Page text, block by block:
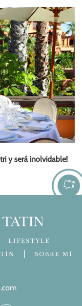
y será inolvidable!
LIFESTYLE
SOBRE MÍ